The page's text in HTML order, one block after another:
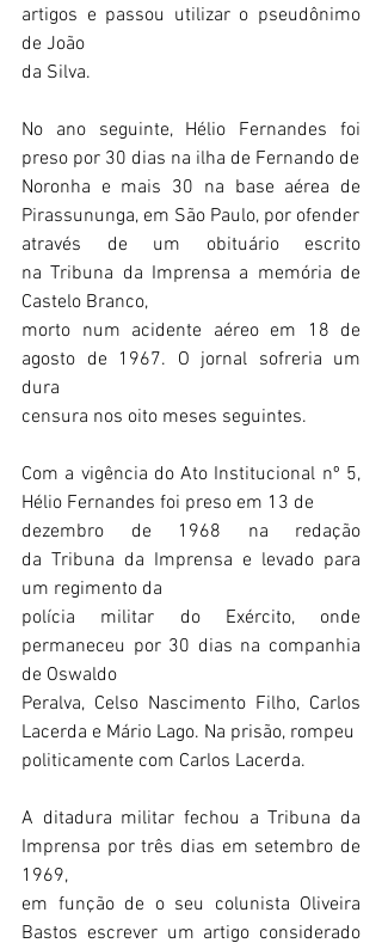
artigos e passou utilizar o pseudônimo
de João
da Silva.
No ano seguinte, Hélio Fernandes foi
preso por 30 dias na ilha de Fernando de
Noronha e mais 30 na base aérea de
Pirassununga, em São Paulo, por ofender
através de um obituário escrito
na Tribuna da Imprensa a memória de
Castelo Branco,
morto num acidente aéreo em 18 de
agosto de 1967. O jornal sofreria um
dura
censura nos oito meses seguintes.
Com a vigência do Ato Institucional nº 5,
Hélio Fernandes foi preso em 13 de
dezembro de 1968 na redação
da Tribuna da Imprensa e levado para
um regimento da
polícia militar do Exército, onde
permaneceu por 30 dias na companhia
de Oswaldo
Peralva, Celso Nascimento Filho, Carlos
Lacerda e Mário Lago. Na prisão, rompeu
politicamente com Carlos Lacerda.
A ditadura militar fechou a Tribuna da
Imprensa por três dias em setembro de
1969,
em função de o seu colunista Oliveira
Bastos escrever um artigo considerado